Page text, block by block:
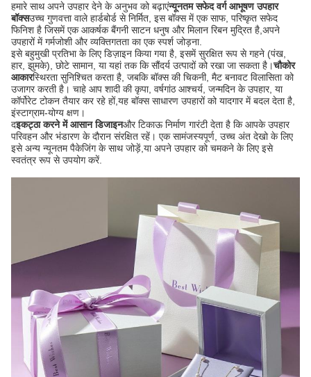
हमारे साथ अपने उपहार देने के अनुभव को बढ़ाएंन्यूनतम सफेद वर्ग आभूषण उपहार
बॉक्सउच्च गुणवत्ता वाले हार्डबोर्ड से निर्मित, इस बॉक्स में एक साफ, परिष्कृत सफेद
फिनिश है जिसमें एक आकर्षक बैंगनी साटन धनुष और मिलान रिबन मुद्रित है,अपने
उपहारों में गर्मजोशी और व्यक्तिगतता का एक स्पर्श जोड़ना.
इसे बहुमुखी प्रतिभा के लिए डिज़ाइन किया गया है, इसमें सुरक्षित रूप से गहने (पंख,
हार, झुमके), छोटे सामान, या यहां तक कि सौंदर्य उत्पादों को रखा जा सकता है।चौकोर
आकारस्थिरता सुनिश्चित करता है, जबकि बॉक्स की चिकनी, मैट बनावट विलासिता को
उजागर करती है। चाहे आप शादी की कृपा, वर्षगांठ आश्चर्य, जन्मदिन के उपहार, या
कॉर्पोरेट टोकन तैयार कर रहे हों,यह बॉक्स साधारण उपहारों को यादगार में बदल देता है,
इंस्टाग्राम-योग्य क्षण।
दइकट्ठा करने में आसान डिजाइनऔर टिकाऊ निर्माण गारंटी देता है कि आपके उपहार
परिवहन और भंडारण के दौरान संरक्षित रहें। एक सामंजस्यपूर्ण, उच्च अंत देखो के लिए
इसे अन्य न्यूनतम पैकेजिंग के साथ जोड़ें,या अपने उपहार को चमकने के लिए इसे
स्वतंत्र रूप से उपयोग करें.